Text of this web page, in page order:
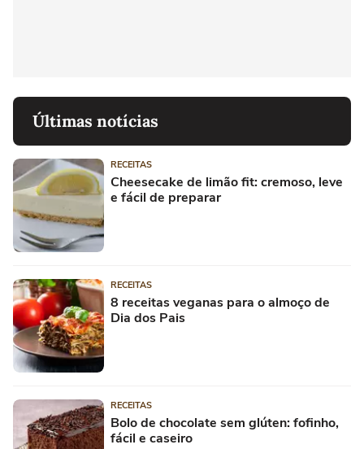
Últimas notícias
RECEITAS
Cheesecake de limão fit: cremoso, leve
e fácil de preparar
RECEITAS
8 receitas veganas para o almoço de
Dia dos Pais
RECEITAS
Bolo de chocolate sem glúten: fofinho,
fácil e caseiro